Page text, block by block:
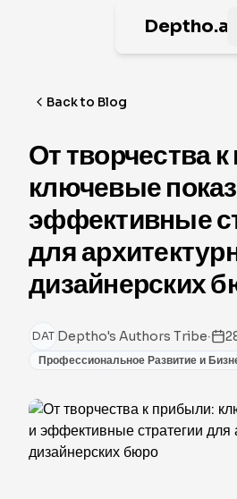
Deptho.ai
Back to Blog
От творчества
ключевые
эффективные
для
дизайнерских
DAT Deptho's Authors Tribe·
Профессиональное Развитие и